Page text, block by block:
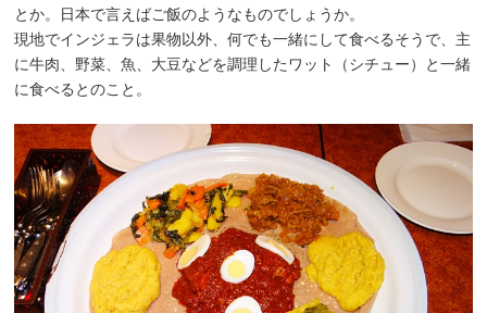
とか。日本で言えばご飯のようなものでしょうか。
現地でインジェラは果物以外、何でも一緒にして食べるそうで、主
に牛肉、野菜、魚、大豆などを調理したワット（シチュー）と一緒
に食べるとのこと。